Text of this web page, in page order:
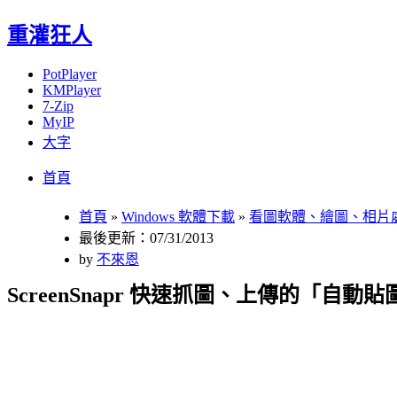
重灌狂人
PotPlayer
KMPlayer
7-Zip
MyIP
大字
首頁
首頁 » Windows 軟體下載 » 看圖軟體、繪圖、相片
最後更新：07/31/2013
by 不來恩
ScreenSnapr 快速抓圖、上傳的「自動貼